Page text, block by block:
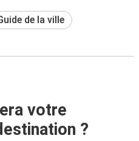
de la ville
votre
?